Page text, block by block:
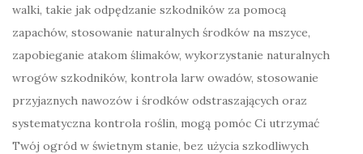
walki, takie jak odpędzanie szkodników za pomocą
zapachów, stosowanie naturalnych środków na mszyce,
zapobieganie atakom ślimaków, wykorzystanie naturalnych
wrogów szkodników, kontrola larw owadów, stosowanie
przyjaznych nawozów i środków odstraszających oraz
systematyczna kontrola roślin, mogą pomóc Ci utrzymać
Twój ogród w świetnym stanie, bez użycia szkodliwych